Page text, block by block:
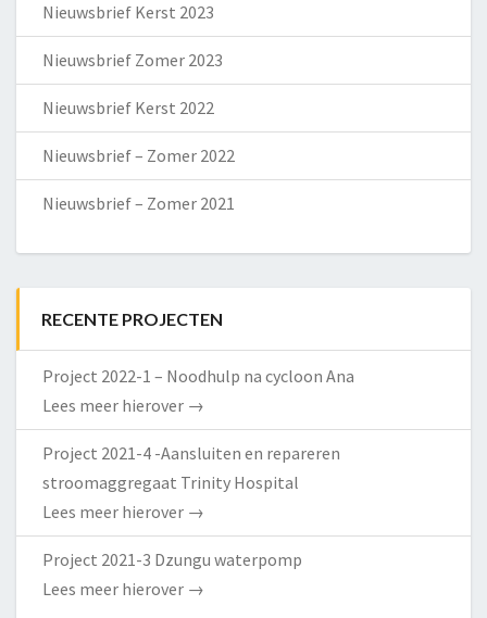
Nieuwsbrief Kerst 2023
Nieuwsbrief Zomer 2023
Nieuwsbrief Kerst 2022
Nieuwsbrief – Zomer 2022
Nieuwsbrief – Zomer 2021
RECENTE PROJECTEN
Project 2022-1 – Noodhulp na cycloon Ana
Lees meer hierover →
Project 2021-4 -Aansluiten en repareren
stroomaggregaat Trinity Hospital
Lees meer hierover →
Project 2021-3 Dzungu waterpomp
Lees meer hierover →